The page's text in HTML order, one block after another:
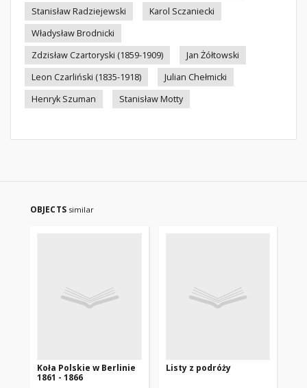
Stanisław Radziejewski
Karol Sczaniecki
Władysław Brodnicki
Zdzisław Czartoryski (1859-1909)
Jan Żółtowski
Leon Czarliński (1835-1918)
Julian Chełmicki
Henryk Szuman
Stanisław Motty
OBJECTS similar
Koła Polskie w Berlinie
1861 - 1866
Listy z podróży